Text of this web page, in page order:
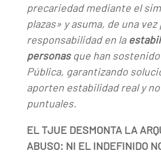
precariedad mediante el
plazas» y asuma, de una
responsabilidad en la
personasque han sostenido
Pública, garantizando
aporten estabilidad real y
puntuales.
EL TJUE DESMONTA LA
ABUSO: NI EL INDEFINIDO